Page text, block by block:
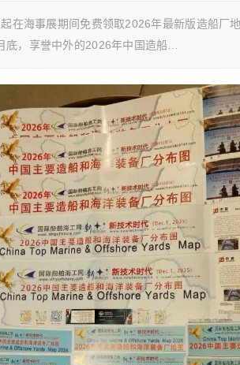
在海事展期间免费领取2026年最新版造船厂
底，享誉中外的2026年中国造船…